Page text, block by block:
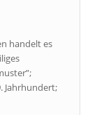
handelt es
Jahrhundert;